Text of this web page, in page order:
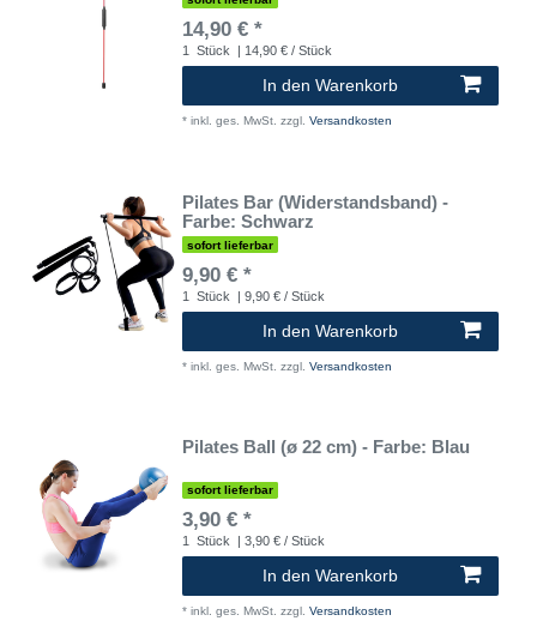
14,90 € *
1 Stück | 14,90 € / Stück
In den Warenkorb
* inkl. ges. MwSt. zzgl. Versandkosten
Pilates Bar (Widerstandsband) -
Farbe: Schwarz
sofort lieferbar
9,90 € *
1 Stück | 9,90 € / Stück
In den Warenkorb
* inkl. ges. MwSt. zzgl. Versandkosten
Pilates Ball (ø 22 cm) - Farbe: Blau
sofort lieferbar
3,90 € *
1 Stück | 3,90 € / Stück
In den Warenkorb
* inkl. ges. MwSt. zzgl. Versandkosten